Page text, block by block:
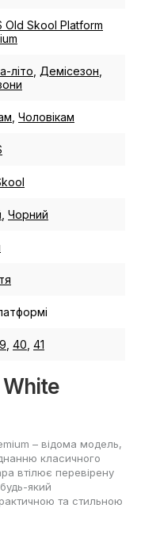
Old Skool Platform
літо Демісезон
Чоловікам
Чорний
40 41
White
– відома модель,
класичного
втілює перевірену
який
та стильною